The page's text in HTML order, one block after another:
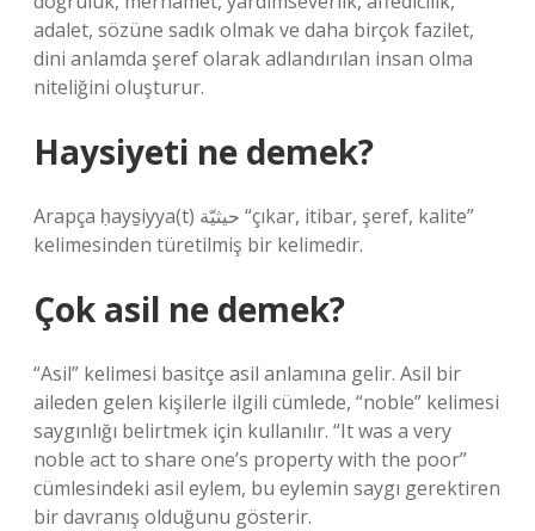
adalet, sözüne sadık olmak ve daha birçok fazilet,
dini anlamda şeref olarak adlandırılan insan olma
niteliğini oluşturur.
Haysiyeti ne demek?
Arapça ḥays̠iyya(t) حيثيّة “çıkar, itibar, şeref, kalite”
kelimesinden türetilmiş bir kelimedir.
Çok asil ne demek?
“Asil” kelimesi basitçe asil anlamına gelir. Asil bir
aileden gelen kişilerle ilgili cümlede, “noble” kelimesi
saygınlığı belirtmek için kullanılır. “It was a very
noble act to share one’s property with the poor”
cümlesindeki asil eylem, bu eylemin saygı gerektiren
bir davranış olduğunu gösterir.